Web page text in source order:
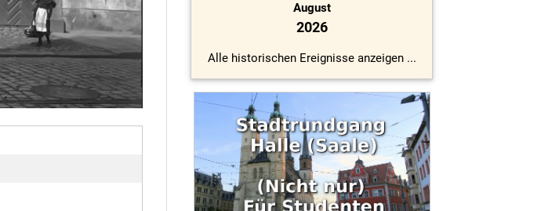
August
2026
Alle historischen Ereignisse anzeigen ...